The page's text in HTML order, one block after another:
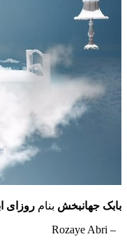
بابک جهانبخش بنام روزای
– Rozaye Abri